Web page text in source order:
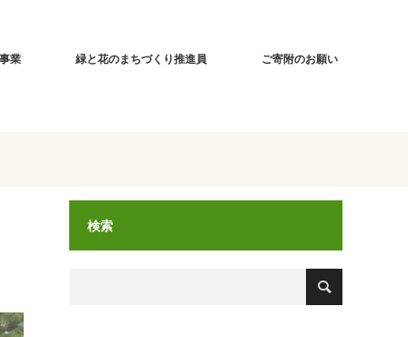
業 緑と花のまちづくり推進員 ご寄附のお願い
検索